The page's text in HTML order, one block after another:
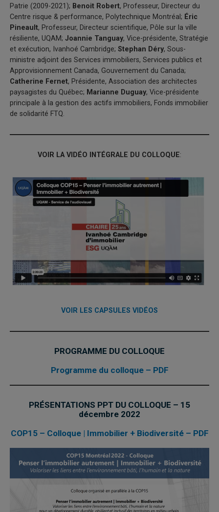
Patrie (2009-2021); Benoit Robert, Professeur, Directeur du
Centre risque & performance, Polytechnique Montréal; Éric
Pineault, Professeur, Directeur scientifique, Pôle sur la ville
résiliente, UQAM; Joannie Tanguay, Vice-présidente, Stratégie
et exécution, Ivanhoé Cambridge; Stephan Déry, Sous-
ministre adjoint des Services immobiliers, Services publics et
Approvisionnement Canada, Gouvernement du Canada;
Catherine Fernet, Présidente, Association des architectes
paysagistes du Québec; Marianne Duguay, Vice-présidente
principale à la gestion des actifs immobiliers, Fonds immobilier
de solidarité FTQ.
VOIR LA VIDÉO INTÉGRALE DU COLLOQUE:
VOIR LES CAPSULES VIDÉOS
PROGRAMME DU COLLOQUE
Programme du colloque – PDF
PRÉSENTATIONS PPT DU COLLOQUE – 15
décembre 2022
COP15 – Colloque | Immobilier + Biodiversité – PDF